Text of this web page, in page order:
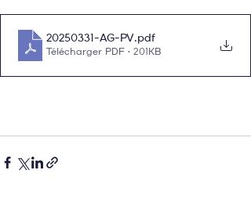
20250331-AG-PV.pdf
Télécharger PDF • 201KB